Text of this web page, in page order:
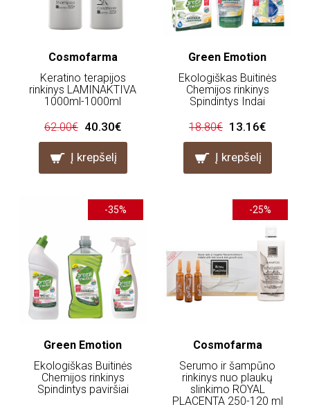
Cosmofarma
Keratino terapijos
rinkinys LAMINAKTIVA
1000ml-1000ml
62.00€ 40.30€
Į krepšelį
Green Emotion
Ekologiškas Buitinės
Chemijos rinkinys
Spindintys Indai
18.80€ 13.16€
Į krepšelį
-35%
Green Emotion
Ekologiškas Buitinės
Chemijos rinkinys
Spindintys paviršiai
-25%
Cosmofarma
Serumo ir šampūno
rinkinys nuo plaukų
slinkimo ROYAL
PLACENTA 250-120 ml